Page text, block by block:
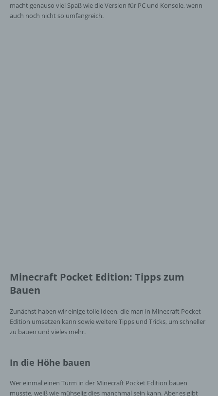
macht genauso viel Spaß wie die Version für PC und Konsole, wenn
auch noch nicht so umfangreich.
Minecraft Pocket Edition: Tipps zum
Bauen
Zunächst haben wir einige tolle Ideen, die man in Minecraft Pocket
Edition umsetzen kann sowie weitere Tipps und Tricks, um schneller
zu bauen und vieles mehr.
In die Höhe bauen
Wer einmal einen Turm in der Minecraft Pocket Edition bauen
musste, weiß wie mühselig dies manchmal sein kann. Aber es gibt